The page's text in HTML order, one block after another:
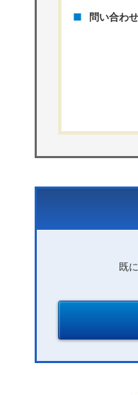
問い合わ
既